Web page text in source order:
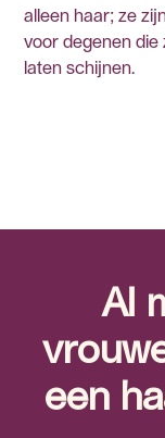
alleen haar; ze
voor degenen die
laten schijnen.
Al
een